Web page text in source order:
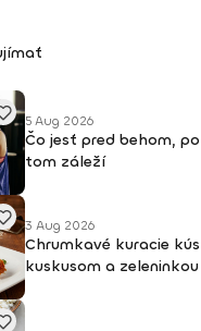
5 Aug 2026
Čo jesť pred behom,
tom záleží
3 Aug 2026
Chrumkavé kuracie
kuskusom a zeleninkou